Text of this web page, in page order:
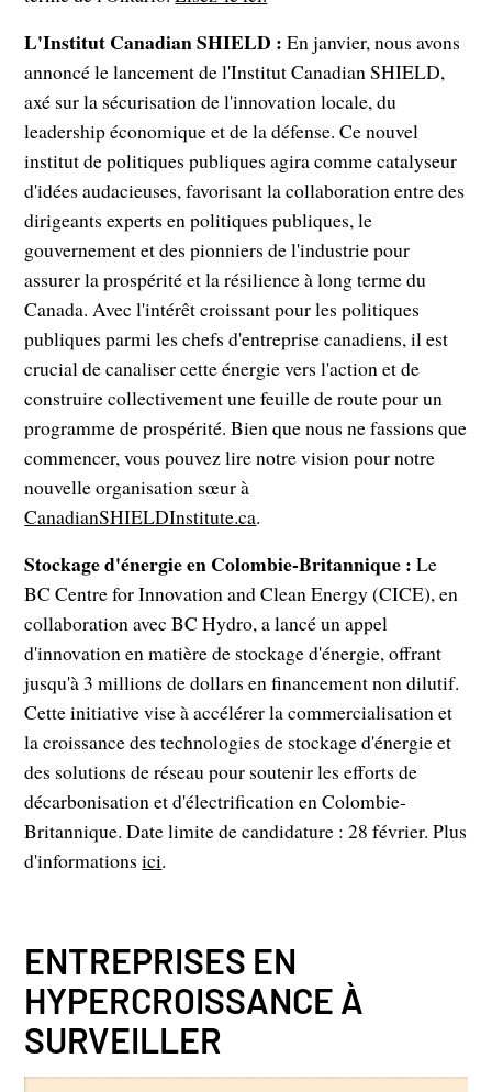
L'Institut Canadian SHIELD : En janvier, nous avons
annoncé le lancement de l'Institut Canadian SHIELD,
axé sur la sécurisation de l'innovation locale, du
leadership économique et de la défense. Ce nouvel
institut de politiques publiques agira comme catalyseur
d'idées audacieuses, favorisant la collaboration entre des
dirigeants experts en politiques publiques, le
gouvernement et des pionniers de l'industrie pour
assurer la prospérité et la résilience à long terme du
Canada. Avec l'intérêt croissant pour les politiques
publiques parmi les chefs d'entreprise canadiens, il est
crucial de canaliser cette énergie vers l'action et de
construire collectivement une feuille de route pour un
programme de prospérité. Bien que nous ne fassions que
commencer, vous pouvez lire notre vision pour notre
nouvelle organisation sœur à
CanadianSHIELDInstitute.ca.
Stockage d'énergie en Colombie-Britannique :Le
BC Centre for Innovation and Clean Energy (CICE), en
collaboration avec BC Hydro, a lancé un appel
d'innovation en matière de stockage d'énergie, offrant
jusqu'à 3 millions de dollars en financement non dilutif.
Cette initiative vise à accélérer la commercialisation et
la croissance des technologies de stockage d'énergie et
des solutions de réseau pour soutenir les efforts de
décarbonisation et d'électrification en Colombie-
Britannique. Date limite de candidature : 28 février. Plus
d'informationsici.
ENTREPRISES EN
HYPERCROISSANCE À
SURVEILLER